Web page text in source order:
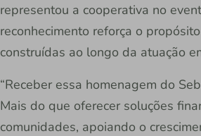
representou a cooperativa no
reconhecimento reforça o
construídas ao longo da atuação
“Receber essa homenagem do
Mais do que oferecer soluções
comunidades, apoiando o